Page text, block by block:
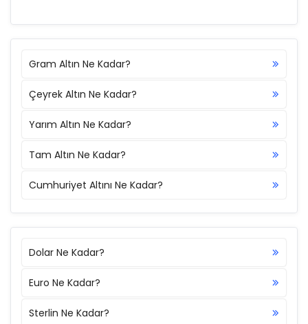
Gram Altın Ne Kadar?
Çeyrek Altın Ne Kadar?
Yarım Altın Ne Kadar?
Tam Altın Ne Kadar?
Cumhuriyet Altını Ne Kadar?
Dolar Ne Kadar?
Euro Ne Kadar?
Sterlin Ne Kadar?